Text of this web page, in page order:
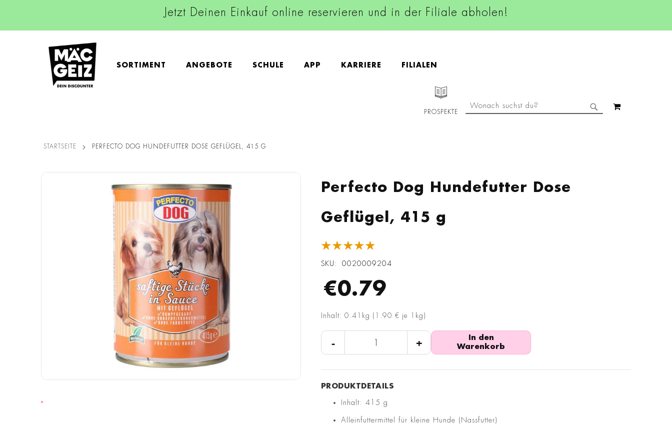
Jetzt Deinen Einkauf online reservieren und in der Filiale abholen!
SORTIMENT ANGEBOTE SCHULE APP KARRIERE FILIALEN
PROSPEKTE
SUCHE
STARTSEITE PERFECTO DOG HUNDEFUTTER DOSE GEFLÜGEL, 415 G
Perfecto Dog Hundefutter Dose
Geflügel, 415 g
★★★★★
SKU 0020009204
€0.79
Inhalt: 0.41kg (1.90 € je 1kg)
- +
In den
Warenkorb
Inhalt: 415 g
Alleinfuttermittel für kleine Hunde (Nassfutter)
Zum